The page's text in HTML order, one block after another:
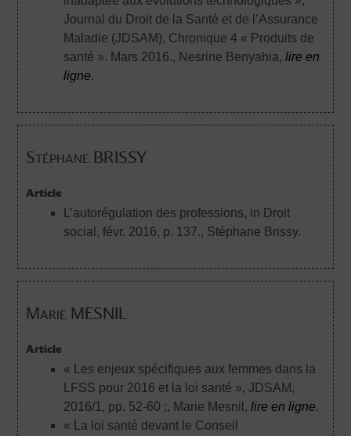
Journal du Droit de la Santé et de l’Assurance
Maladie (JDSAM), Chronique 4 « Produits de
santé ». Mars 2016., Nesrine Benyahia,lire en
ligne.
Stéphane BRISSY
Article
L’autorégulation des professions, in Droit
social, févr. 2016, p. 137., Stéphane Brissy.
Marie MESNIL
Article
« Les enjeux spécifiques aux femmes dans la
LFSS pour 2016 et la loi santé », JDSAM,
2016/1, pp. 52-60 ;, Marie Mesnil,lire en ligne.
« La loi santé devant le Conseil